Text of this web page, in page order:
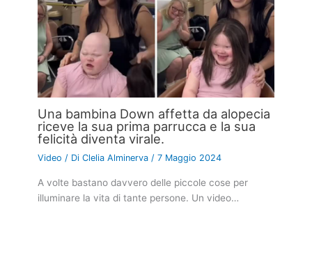
Una bambina Down affetta da alopecia
riceve la sua prima parrucca e la sua
felicità diventa virale.
Video / DiClelia Alminerva/7 Maggio 2024
A volte bastano davvero delle piccole cose per
illuminare la vita di tante persone. Un video…